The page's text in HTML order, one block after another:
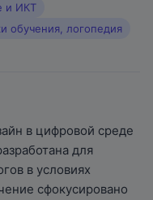
и ИКТ
обучения, логопедия
в цифровой среде
для
в условиях
сфокусировано